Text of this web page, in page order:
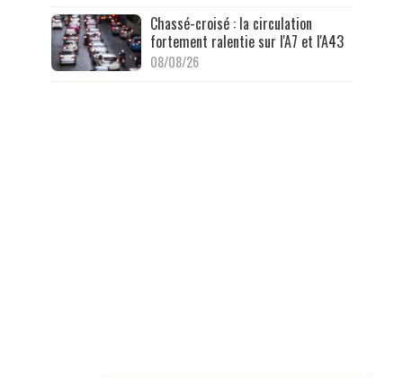
Chassé-croisé : la circulation
fortement ralentie sur l'A7 et l'A43
08/08/26